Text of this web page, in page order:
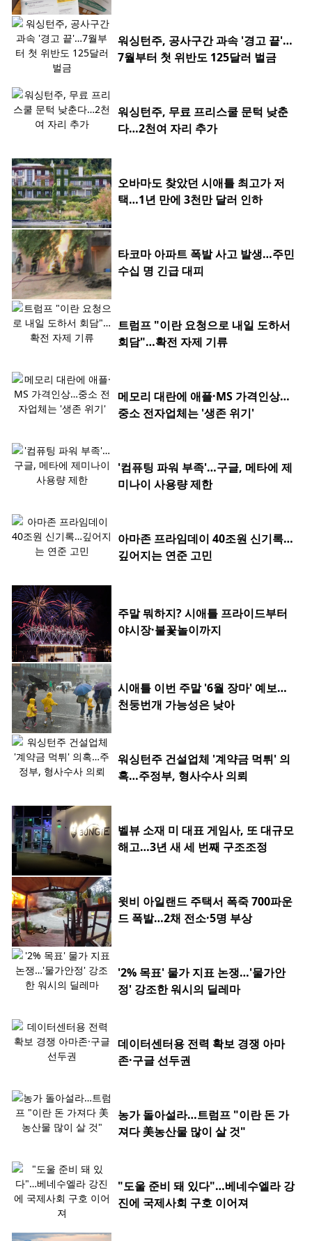
워싱턴주, 공사구간 과속 '경고 끝'…
7월부터 첫 위반도 125달러 벌금
워싱턴주, 무료 프리스쿨 문턱 낮춘
다…2천여 자리 추가
오바마도 찾았던 시애틀 최고가 저
택…1년 만에 3천만 달러 인하
타코마 아파트 폭발 사고 발생…주민
수십 명 긴급 대피
트럼프 "이란 요청으로 내일 도하서
회담"…확전 자제 기류
메모리 대란에 애플·MS 가격인상…
중소 전자업체는 '생존 위기'
'컴퓨팅 파워 부족'…구글, 메타에 제
미나이 사용량 제한
아마존 프라임데이 40조원 신기록…
깊어지는 연준 고민
주말 뭐하지? 시애틀 프라이드부터
야시장·불꽃놀이까지
시애틀 이번 주말 '6월 장마' 예보…
천둥번개 가능성은 낮아
워싱턴주 건설업체 '계약금 먹튀' 의
혹…주정부, 형사수사 의뢰
벨뷰 소재 미 대표 게임사, 또 대규모
해고…3년 새 세 번째 구조조정
윗비 아일랜드 주택서 폭죽 700파운
드 폭발…2채 전소·5명 부상
'2% 목표' 물가 지표 논쟁…'물가안
정' 강조한 워시의 딜레마
데이터센터용 전력 확보 경쟁 아마
존·구글 선두권
농가 돌아설라…트럼프 "이란 돈 가
져다 美농산물 많이 살 것"
"도울 준비 돼 있다"…베네수엘라 강
진에 국제사회 구호 이어져